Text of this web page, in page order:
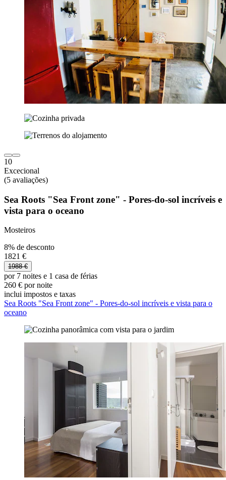
10
Excecional
(5 avaliações)
Sea Roots "Sea Front zone" - Pores-do-sol incríveis e
vista para o oceano
Mosteiros
8% de desconto
1821 €
1988 €
por 7 noites e 1 casa de férias
260 € por noite
inclui impostos e taxas
Sea Roots "Sea Front zone" - Pores-do-sol incríveis e vista para o
oceano